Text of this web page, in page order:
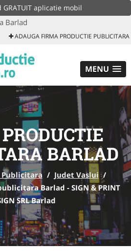
aplicatie mobil
Barlad
ADAUGA FIRMA PRODUCTIE PUBLICITARA
MENU
BARLAD
/ Judet Vaslui /
Barlad - SIGN & PRINT
SRL Barlad